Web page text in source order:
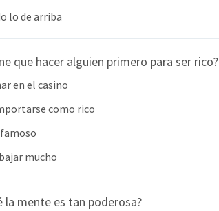
lo de arriba
que hacer alguien primero para ser rico?
en el casino
como rico
mucho
la mente es tan poderosa?